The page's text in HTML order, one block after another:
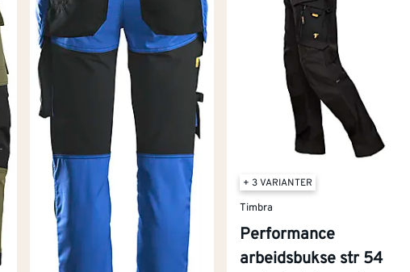
+ 3 VARIANTER
Timbra
Performance
arbeidsbukse str 54